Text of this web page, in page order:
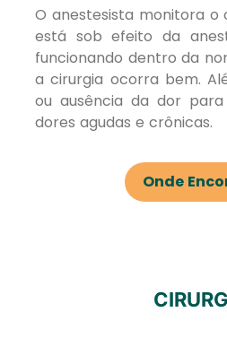
O anestesista monitora o
está sob efeito da
funcionando dentro da
a cirurgia ocorra bem.
ou ausência da dor
dores agudas e crônicas.
Onde